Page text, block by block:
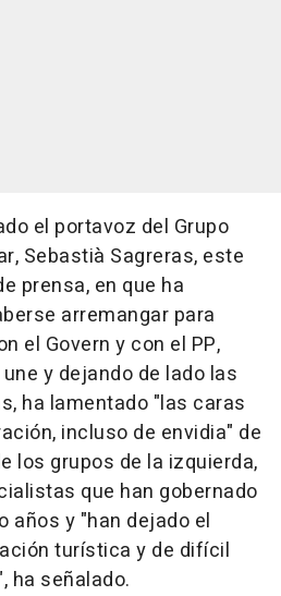
el portavoz del Grupo
Sebastià Sagreras, este
prensa, en que ha
arremangar para
el Govern y con el PP,
y dejando de lado las
ha lamentado "las caras
incluso de envidia" de
los grupos de la izquierda,
que han gobernado
años y "han dejado el
turística y de difícil
ha señalado.